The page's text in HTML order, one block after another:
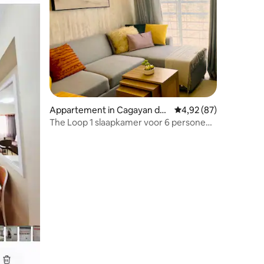
Appartement in Cagayan de
Oro
Gemiddelde
4,92 (87)
The Loop 1 slaapkamer voor 6 personen,